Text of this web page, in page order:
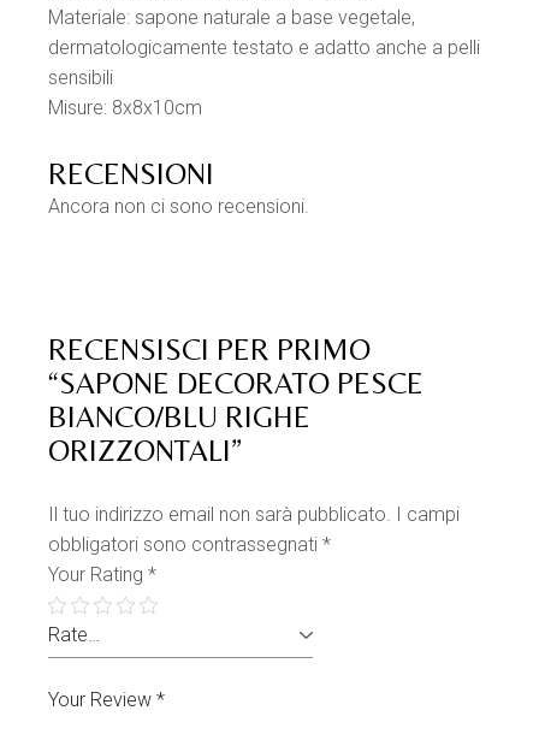
Materiale: sapone naturale a base vegetale,
dermatologicamente testato e adatto anche a pelli
sensibili
Misure: 8x8x10cm
RECENSIONI
Ancora non ci sono recensioni.
RECENSISCI PER PRIMO
“SAPONE DECORATO PESCE
BIANCO/BLU RIGHE
ORIZZONTALI”
Il tuo indirizzo email non sarà pubblicato. I campi
obbligatori sono contrassegnati*
Your Rating*